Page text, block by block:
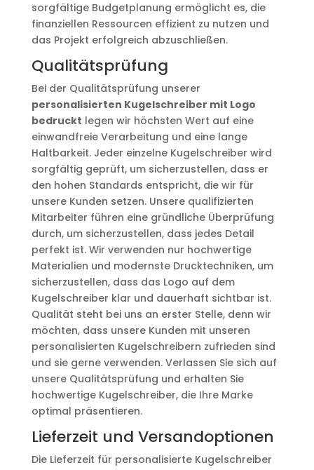
sorgfältige Budgetplanung ermöglicht es, die
finanziellen Ressourcen effizient zu nutzen und
das Projekt erfolgreich abzuschließen.
Qualitätsprüfung
Bei der Qualitätsprüfung unserer
personalisierten Kugelschreiber mit Logo
bedruckt legen wir höchsten Wert auf eine
einwandfreie Verarbeitung und eine lange
Haltbarkeit. Jeder einzelne Kugelschreiber wird
sorgfältig geprüft, um sicherzustellen, dass er
den hohen Standards entspricht, die wir für
unsere Kunden setzen. Unsere qualifizierten
Mitarbeiter führen eine gründliche Überprüfung
durch, um sicherzustellen, dass jedes Detail
perfekt ist. Wir verwenden nur hochwertige
Materialien und modernste Drucktechniken, um
sicherzustellen, dass das Logo auf dem
Kugelschreiber klar und dauerhaft sichtbar ist.
Qualität steht bei uns an erster Stelle, denn wir
möchten, dass unsere Kunden mit unseren
personalisierten Kugelschreibern zufrieden sind
und sie gerne verwenden. Verlassen Sie sich auf
unsere Qualitätsprüfung und erhalten Sie
hochwertige Kugelschreiber, die Ihre Marke
optimal präsentieren.
Lieferzeit und Versandoptionen
Die Lieferzeit für personalisierte Kugelschreiber